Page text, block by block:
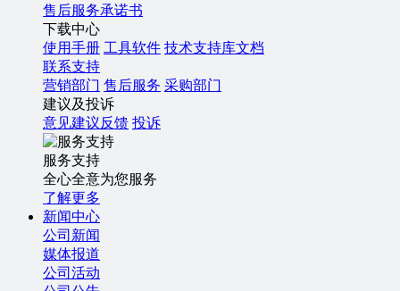
售后服务承诺书
下载中心
使用手册 工具软件 技术支持库文档
联系支持
营销部门 售后服务 采购部门
建议及投诉
意见建议反馈 投诉
服务支持
全心全意为您服务
了解更多
新闻中心
公司新闻
媒体报道
公司活动